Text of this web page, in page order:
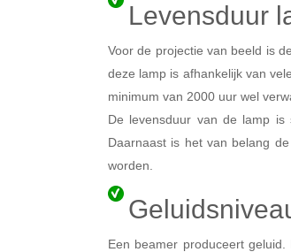
Levensduur
Voor de projectie van beeld is
deze lamp is afhankelijk van
minimum van 2000 uur wel
De levensduur van de lamp is
Daarnaast is het van belang
worden.
Een beamer produceert